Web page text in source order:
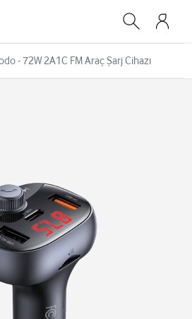
- 72W 2A1C FM Araç Şarj Cihazı